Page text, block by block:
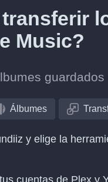
Music?
Álbumes
y elige la
cuentas de Plex y